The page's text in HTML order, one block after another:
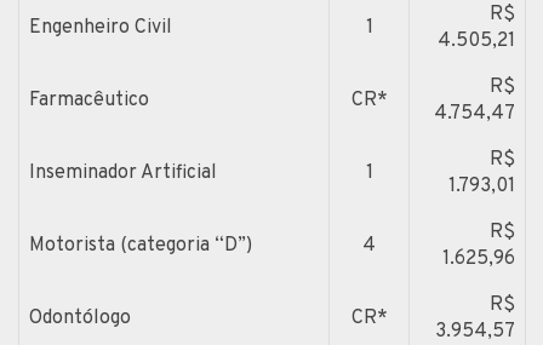
Engenheiro Civil 1
R$
4.505,21
Farmacêutico CR*
R$
4.754,47
Inseminador Artificial 1
R$
1.793,01
Motorista (categoria “D”) 4
R$
1.625,96
Odontólogo CR*
R$
3.954,57